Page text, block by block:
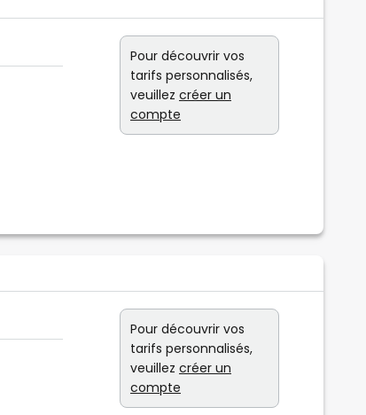
Pour découvrir vos
tarifs personnalisés,
veuillez créer un
compte
Pour découvrir vos
tarifs personnalisés,
veuillez créer un
compte